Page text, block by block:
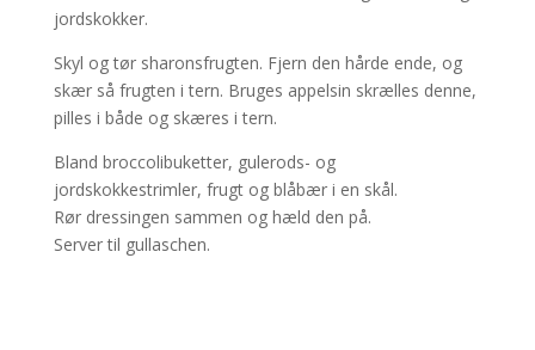
jordskokker.
Skyl og tør sharonsfrugten. Fjern den hårde ende, og
skær så frugten i tern. Bruges appelsin skrælles denne,
pilles i både og skæres i tern.
Bland broccolibuketter, gulerods- og
jordskokkestrimler, frugt og blåbær i en skål.
Rør dressingen sammen og hæld den på.
Server til gullaschen.